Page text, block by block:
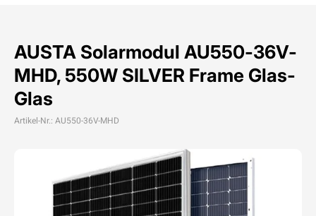
AUSTA Solarmodul AU550-36V-
MHD, 550W SILVER Frame Glas-
Glas
Artikel-Nr.: AU550-36V-MHD